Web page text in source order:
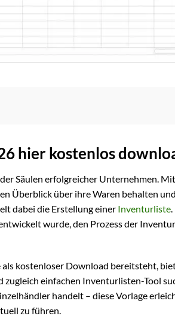
hier kostenlos
Säulen erfolgreicher Unternehmen.
Überblick über ihre Waren behalten
dabei die Erstellung einer Inventurliste
wurde, den Prozess der
kostenloser Download bereitsteht,
einfachen Inventurlisten-Tool
handelt – diese Vorlage
zu führen.